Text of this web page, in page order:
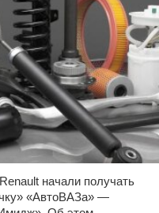
начали получать
«АвтоВАЗа» —